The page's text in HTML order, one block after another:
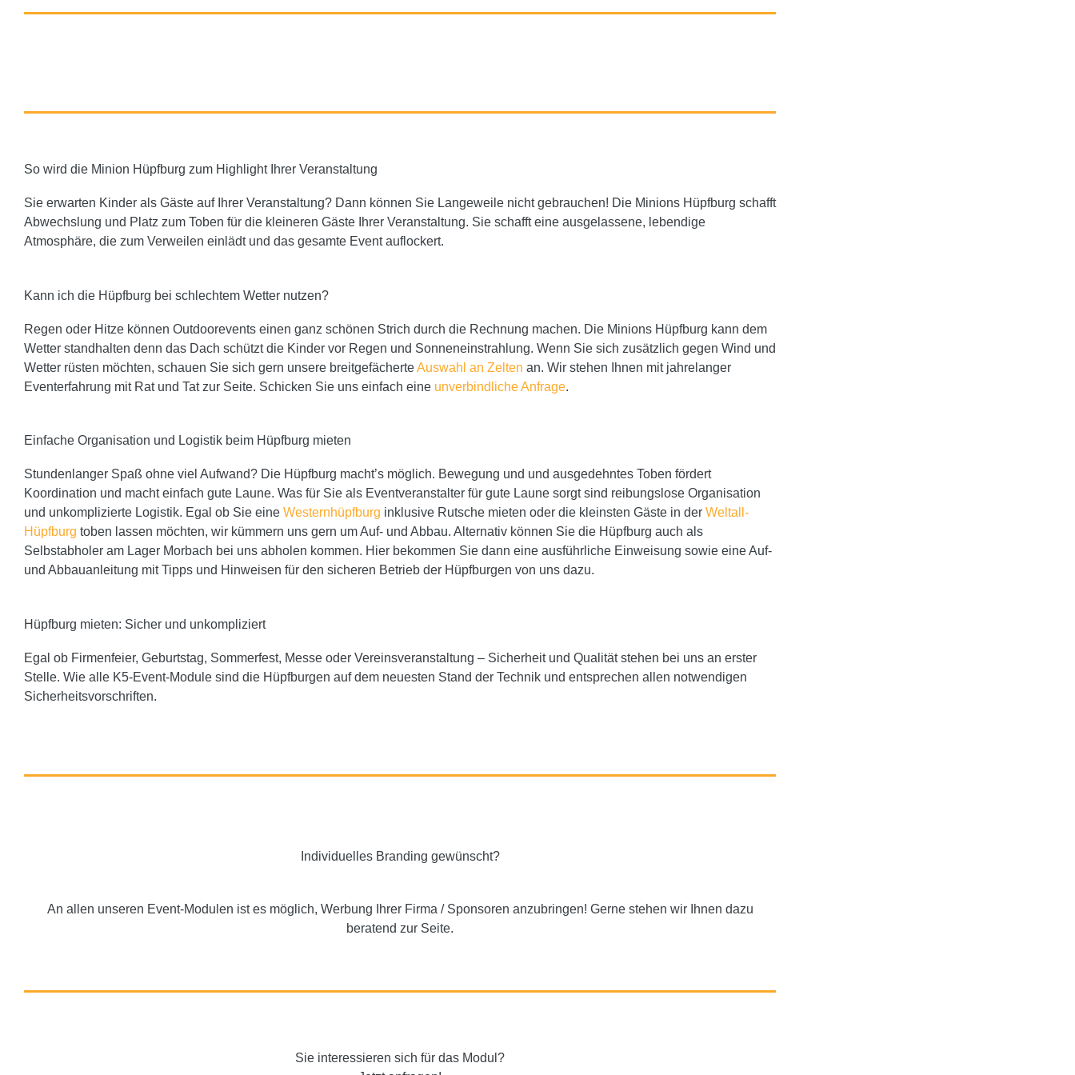
So wird die Minion Hüpfburg zum Highlight Ihrer Veranstaltung
Sie erwarten Kinder als Gäste auf Ihrer Veranstaltung? Dann können Sie Langeweile nicht gebrauchen! Die Minions Hüpfburg schafft
Abwechslung und Platz zum Toben für die kleineren Gäste Ihrer Veranstaltung. Sie schafft eine ausgelassene, lebendige
Atmosphäre, die zum Verweilen einlädt und das gesamte Event auflockert.
Kann ich die Hüpfburg bei schlechtem Wetter nutzen?
Regen oder Hitze können Outdoorevents einen ganz schönen Strich durch die Rechnung machen. Die Minions Hüpfburg kann dem
Wetter standhalten denn das Dach schützt die Kinder vor Regen und Sonneneinstrahlung. Wenn Sie sich zusätzlich gegen Wind und
Wetter rüsten möchten, schauen Sie sich gern unsere breitgefächerteAuswahl an Zelten an. Wir stehen Ihnen mit jahrelanger
Eventerfahrung mit Rat und Tat zur Seite. Schicken Sie uns einfach eine unverbindliche Anfrage.
Einfache Organisation und Logistik beim Hüpfburg mieten
Stundenlanger Spaß ohne viel Aufwand? Die Hüpfburg macht’s möglich. Bewegung und und ausgedehntes Toben fördert
Koordination und macht einfach gute Laune. Was für Sie als Eventveranstalter für gute Laune sorgt sind reibungslose Organisation
und unkomplizierte Logistik. Egal ob Sie eine Westernhüpfburg inklusive Rutsche mieten oder die kleinsten Gäste in der Weltall-
Hüpfburg toben lassen möchten, wir kümmern uns gern um Auf- und Abbau. Alternativ können Sie die Hüpfburg auch als
Selbstabholer am Lager Morbach bei uns abholen kommen. Hier bekommen Sie dann eine ausführliche Einweisung sowie eine Auf-
und Abbauanleitung mit Tipps und Hinweisen für den sicheren Betrieb der Hüpfburgen von uns dazu.
Hüpfburg mieten: Sicher und unkompliziert
Egal ob Firmenfeier, Geburtstag, Sommerfest, Messe oder Vereinsveranstaltung – Sicherheit und Qualität stehen bei uns an erster
Stelle. Wie alle K5-Event-Module sind die Hüpfburgen auf dem neuesten Stand der Technik und entsprechen allen notwendigen
Sicherheitsvorschriften.
Individuelles Branding gewünscht?
An allen unseren Event-Modulen ist es möglich, Werbung Ihrer Firma / Sponsoren anzubringen! Gerne stehen wir Ihnen dazu
beratend zur Seite.
Sie interessieren sich für das Modul?